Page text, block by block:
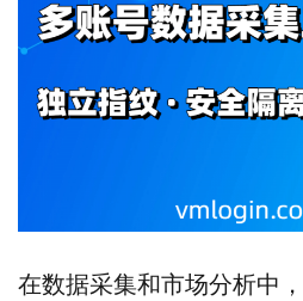
在数据采集和市场分析中